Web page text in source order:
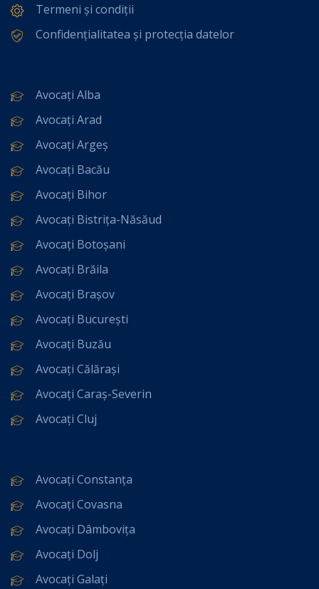
Termeni și condiții
Confidențialitatea și protecția datelor
Avocați Alba
Avocați Arad
Avocați Argeș
Avocați Bacău
Avocați Bihor
Avocați Bistrița-Năsăud
Avocați Botoșani
Avocați Brăila
Avocați Brașov
Avocați București
Avocați Buzău
Avocați Călărași
Avocați Caraș-Severin
Avocați Cluj
Avocați Constanța
Avocați Covasna
Avocați Dâmbovița
Avocați Dolj
Avocați Galați